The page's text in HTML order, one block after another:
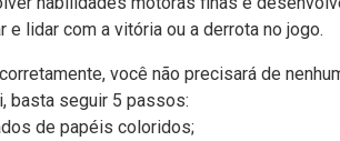
e lidar com a vitória ou a derrota no jogo.
você não precisará de
basta seguir 5 passos:
de papéis coloridos;